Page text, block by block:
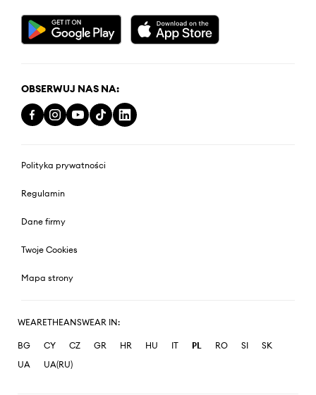
OBSERWUJ NAS NA:
Polityka prywatności
Regulamin
Dane firmy
Twoje Cookies
Mapa strony
WEARETHEANSWEAR IN:
BG CY CZ GR HR HU IT PL RO SI
SK
UA
UA(RU)